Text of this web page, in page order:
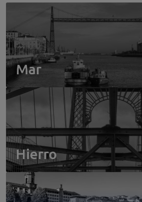
Mar
Hierro